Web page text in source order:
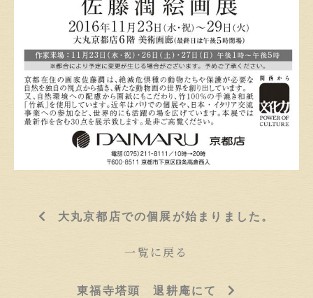
大丸京都店での個展が始まりました。
一覧に戻る
東福寺塔頭 退耕庵にて